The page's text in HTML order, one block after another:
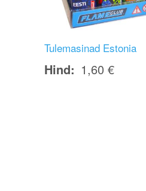
Tulemasinad Estonia
Hind 1,60 €